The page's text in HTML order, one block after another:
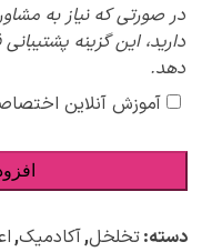
پیشنهادات
ویژه
در صورتی که نیاز به
دارید، این گزینه
دهد.
آموزش آنلاین
دسته:تخلخل,آکادمیک,